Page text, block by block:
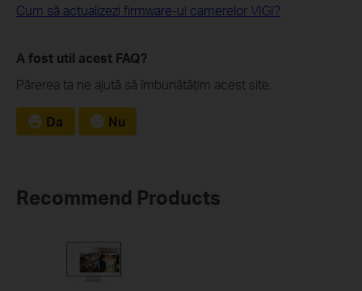
Cum să actualizezi firmware-ul camerelor VIGI?
A fost util acest FAQ?
Părerea ta ne ajută să îmbunătățim acest site.
Da Nu
Recommend Products